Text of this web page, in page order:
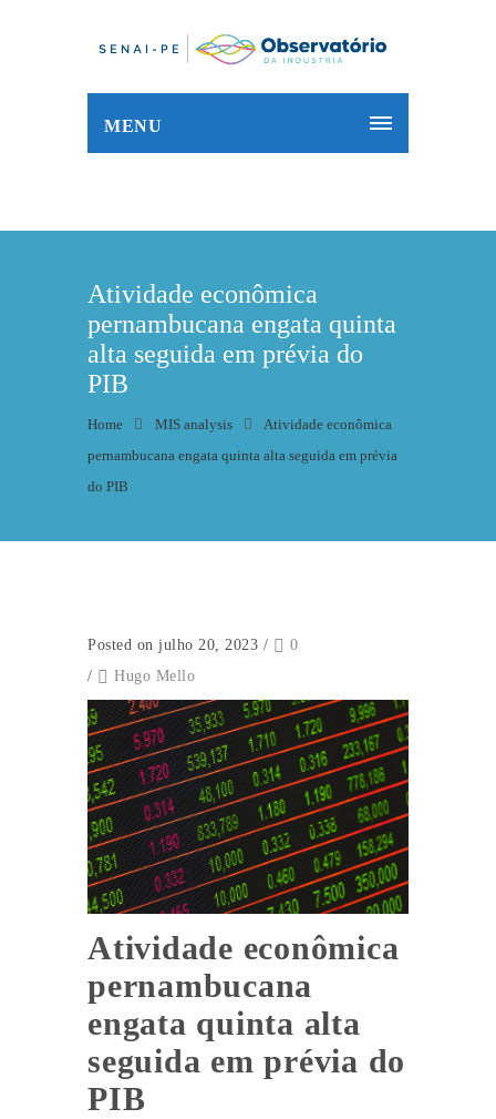
MENU
Atividade econômica
pernambucana engata quinta
alta seguida em prévia do
PIB
Home MIS analysis
Atividade econômica
pernambucana engata quinta alta seguida em prévia
do PIB
Posted on julho 20, 2023 /
0
/
Hugo Mello
Atividade econômica
pernambucana
engata quinta alta
seguida em prévia do
PIB